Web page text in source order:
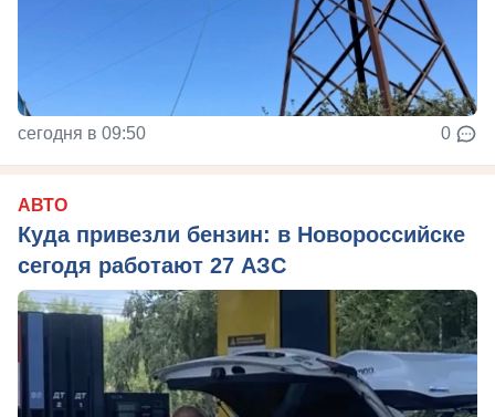
сегодня в 09:50 0
АВТО
Куда привезли бензин: в Новороссийске
сегодя работают 27 АЗС